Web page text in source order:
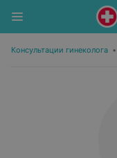
Консультации гинеколога •